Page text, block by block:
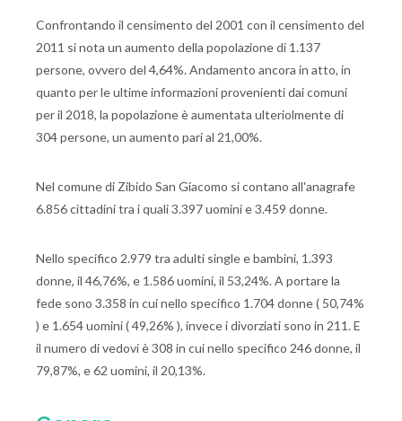
Confrontando il censimento del 2001 con il censimento del
2011 si nota un aumento della popolazione di 1.137
persone, ovvero del 4,64%. Andamento ancora in atto, in
quanto per le ultime informazioni provenienti dai comuni
per il 2018, la popolazione è aumentata ulteriolmente di
304 persone, un aumento pari al 21,00%.
Nel comune di Zibido San Giacomo si contano all'anagrafe
6.856 cittadini tra i quali 3.397 uomini e 3.459 donne.
Nello specifico 2.979 tra adulti single e bambini, 1.393
donne, il 46,76%, e 1.586 uomini, il 53,24%. A portare la
fede sono 3.358 in cui nello specifico 1.704 donne ( 50,74%
) e 1.654 uomini ( 49,26% ), invece i divorziati sono in 211. E
il numero di vedovi è 308 in cui nello specifico 246 donne, il
79,87%, e 62 uomini, il 20,13%.